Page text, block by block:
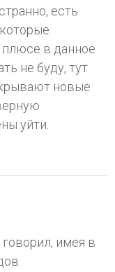
есть
в данное
не буду, тут
новые
уйти.
имея в